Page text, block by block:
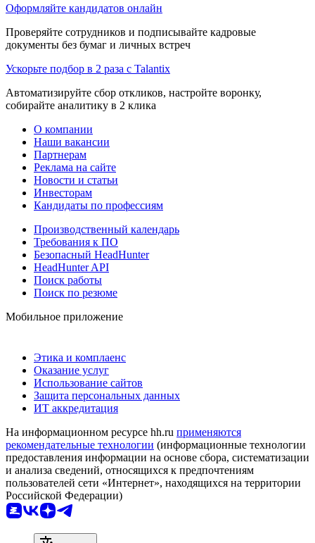
Оформляйте кандидатов онлайн
Проверяйте сотрудников и подписывайте кадровые
документы без бумаг и личных встреч
Ускорьте подбор в 2 раза с Talantix
Автоматизируйте сбор откликов, настройте воронку,
собирайте аналитику в 2 клика
О компании
Наши вакансии
Партнерам
Реклама на сайте
Новости и статьи
Инвесторам
Кандидаты по профессиям
Производственный календарь
Требования к ПО
Безопасный HeadHunter
HeadHunter API
Поиск работы
Поиск по резюме
Мобильное приложение
Этика и комплаенс
Оказание услуг
Использование сайтов
Защита персональных данных
ИТ аккредитация
На информационном ресурсе hh.ru применяются
рекомендательные технологии (информационные технологии
предоставления информации на основе сбора, систематизации
и анализа сведений, относящихся к предпочтениям
пользователей сети «Интернет», находящихся на территории
Российской Федерации)